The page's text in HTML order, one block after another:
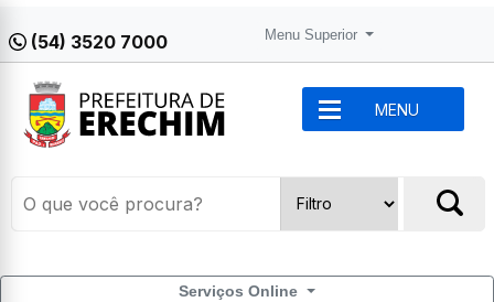
(54) 3520 7000 Menu Superior
MENU
Serviços Online